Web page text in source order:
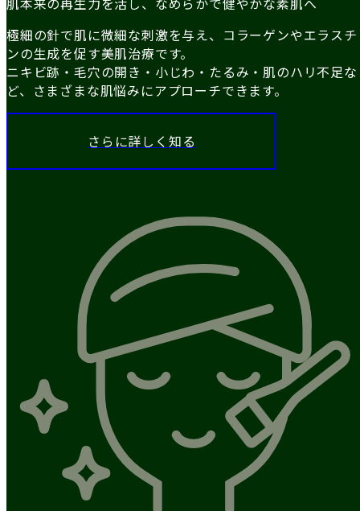
極細の針で肌に微細な刺激を与え、コラーゲンやエラスチ
ンの生成を促す美肌治療です。
ニキビ跡・毛穴の開き・小じわ・たるみ・肌のハリ不足な
ど、さまざまな肌悩みにアプローチできます。
さらに詳しく知る